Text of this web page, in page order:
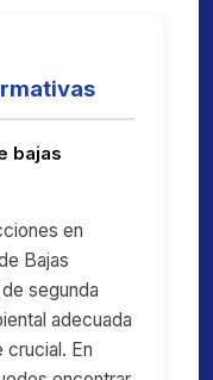
bajas
en
Bajas
segunda
adecuada
crucial. En